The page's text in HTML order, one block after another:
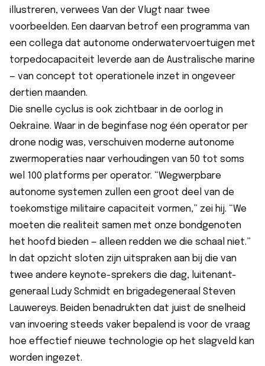
illustreren, verwees Van der Vlugt naar twee
voorbeelden. Een daarvan betrof een programma van
een collega dat autonome onderwatervoertuigen met
torpedocapaciteit leverde aan de Australische marine
— van concept tot operationele inzet in ongeveer
dertien maanden.
Die snelle cyclus is ook zichtbaar in de oorlog in
Oekraïne. Waar in de beginfase nog één operator per
drone nodig was, verschuiven moderne autonome
zwermoperaties naar verhoudingen van 50 tot soms
wel 100 platforms per operator. “Wegwerpbare
autonome systemen zullen een groot deel van de
toekomstige militaire capaciteit vormen,” zei hij. “We
moeten die realiteit samen met onze bondgenoten
het hoofd bieden — alleen redden we die schaal niet.”
In dat opzicht sloten zijn uitspraken aan bij die van
twee andere keynote-sprekers die dag, luitenant-
generaal Ludy Schmidt en brigadegeneraal Steven
Lauwereys. Beiden benadrukten dat juist de snelheid
van invoering steeds vaker bepalend is voor de vraag
hoe effectief nieuwe technologie op het slagveld kan
worden ingezet.